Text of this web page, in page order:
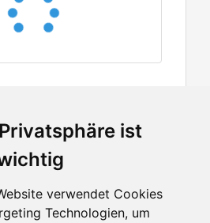
ist
verwendet Cookies
Technologien, um